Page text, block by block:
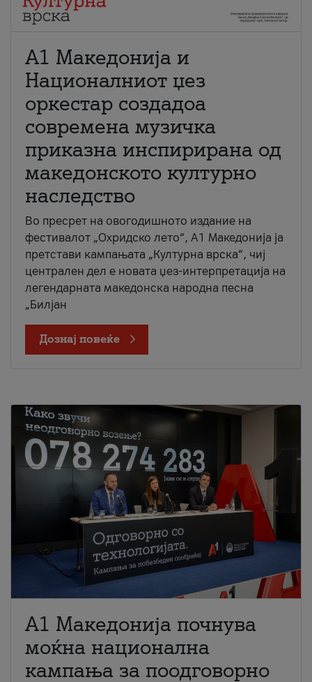
А1 Македонија и
Националниот џез
оркестар создадоа
современа музичка
приказна инспирирана од
македонското културно
наследство
Во пресрет на овогодишното издание на
фестивалот „Охридско лето“, А1 Македонија ја
претстави кампањата „Културна врска“, чиј
централен дел е новата џез-интерпретација на
легендарната македонска народна песна
„Билјан
Дознај повеќе
A1 Македонија почнува
моќна национална
кампања за поодговорно